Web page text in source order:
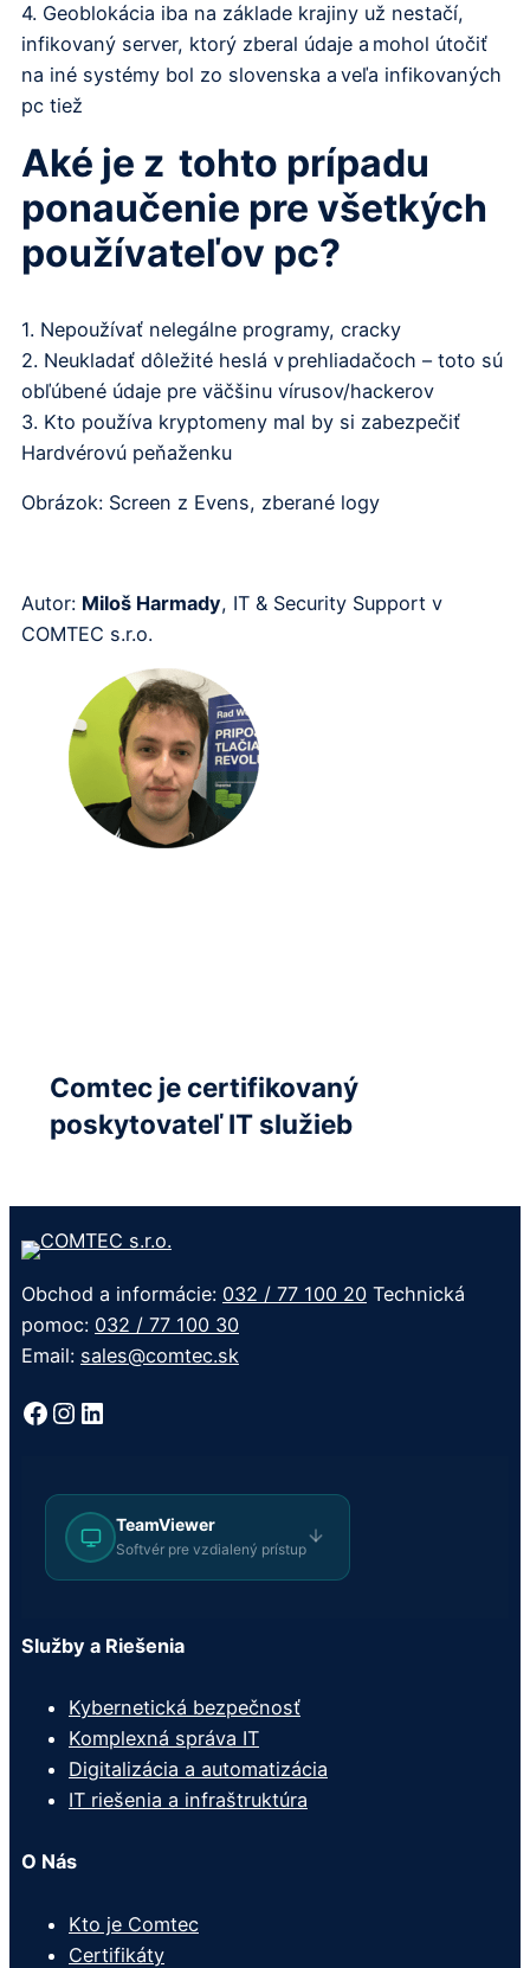
4. Geoblokácia iba na základe krajiny už nestačí,
infikovaný server, ktorý zberal údaje a mohol útočiť
na iné systémy bol zo slovenska a veľa infikovaných
pc tiež
Aké je z tohto prípadu
ponaučenie pre všetkých
používateľov pc?
1. Nepoužívať nelegálne programy, cracky
2. Neukladať dôležité heslá v prehliadačoch – toto sú
obľúbené údaje pre väčšinu vírusov/hackerov
3. Kto používa kryptomeny mal by si zabezpečiť
Hardvérovú peňaženku
Obrázok: Screen z Evens, zberané logy
Autor: Miloš Harmady, IT & Security Support v
COMTEC s.r.o.
Comtec je certifikovaný
poskytovateľ IT služieb
Obchod a informácie: 032 / 77 100 20 Technická
pomoc: 032 / 77 100 30
Email: sales@comtec.sk
Facebook Instagram LinkedIn
TeamViewer
Softvér pre vzdialený prístup
Služby a Riešenia
Kybernetická bezpečnosť
Komplexná správa IT
Digitalizácia a automatizácia
IT riešenia a infraštruktúra
O Nás
Kto je Comtec
Certifikáty